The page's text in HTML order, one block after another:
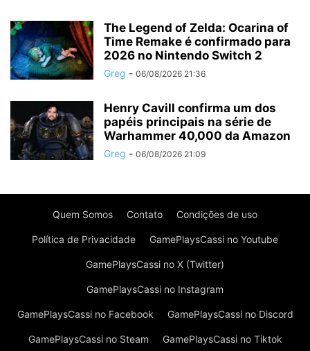
The Legend of Zelda: Ocarina of
Time Remake é confirmado para
2026 no Nintendo Switch 2
Greg - 06/08/2026 21:36
Henry Cavill confirma um dos
papéis principais na série de
Warhammer 40,000 da Amazon
Greg - 06/08/2026 21:09
Quem Somos Contato Condições de uso
Política de Privacidade GamePlaysCassi no Youtube
GamePlaysCassi no X (Twitter)
GamePlaysCassi no Instagram
GamePlaysCassi no Facebook GamePlaysCassi no Discord
GamePlaysCassi no Steam GamePlaysCassi no Tiktok